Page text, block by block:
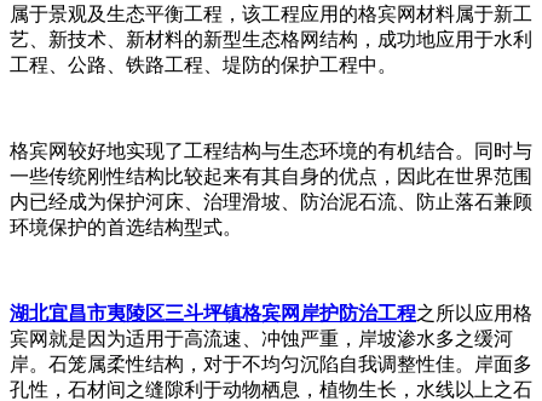
属于景观及生态平衡工程，该工程应用的格宾网材料属于新工
艺、新技术、新材料的新型生态格网结构，成功地应用于水利
工程、公路、铁路工程、堤防的保护工程中。
格宾网较好地实现了工程结构与生态环境的有机结合。同时与
一些传统刚性结构比较起来有其自身的优点，因此在世界范围
内已经成为保护河床、治理滑坡、防治泥石流、防止落石兼顾
环境保护的首选结构型式。
湖北宜昌市夷陵区三斗坪镇格宾网岸护防治工程之所以应用格
宾网就是因为适用于高流速、冲蚀严重，岸坡渗水多之缓河
岸。石笼属柔性结构，对于不均匀沉陷自我调整性佳。岸面多
孔性，石材间之缝隙利于动物栖息，植物生长，水线以上之石